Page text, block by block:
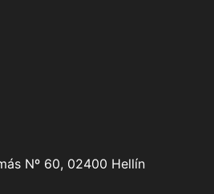
Nº 60, 02400 Hellín